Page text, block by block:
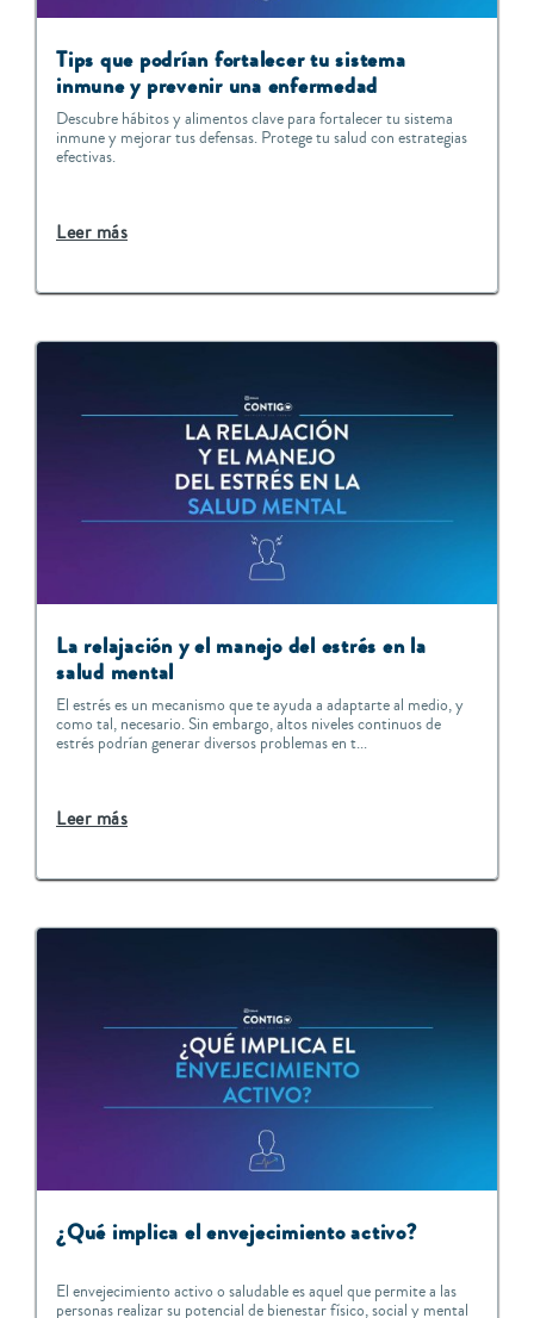
Tips que podrían fortalecer tu sistema
inmune y prevenir una enfermedad
Descubre hábitos y alimentos clave para fortalecer tu sistema
inmune y mejorar tus defensas. Protege tu salud con estrategias
efectivas.
Leer más
La relajación y el manejo del estrés en la
salud mental
El estrés es un mecanismo que te ayuda a adaptarte al medio, y
como tal, necesario. Sin embargo, altos niveles continuos de
estrés podrían generar diversos problemas en t...
Leer más
¿Qué implica el envejecimiento activo?
El envejecimiento activo o saludable es aquel que permite a las
personas realizar su potencial de bienestar físico, social y mental